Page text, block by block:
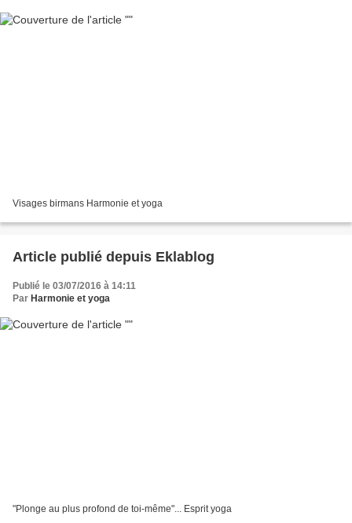
Visages birmans Harmonie et yoga
Article publié depuis Eklablog
Publié le 03/07/2016 à 14:11
Par Harmonie et yoga
"Plonge au plus profond de toi-même"... Esprit yoga